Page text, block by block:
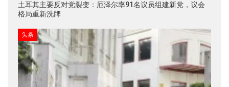
土耳其主要反对党裂变：厄泽尔率91名议员组建新党，议会
格局重新洗牌
头条